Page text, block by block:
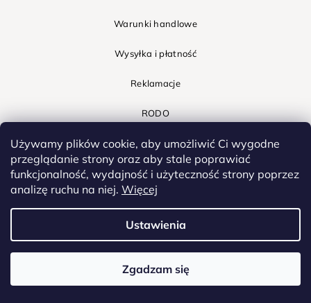
Używamy plików cookie, aby umożliwić Ci wygodne
przeglądanie strony oraz aby stale poprawiać
funkcjonalność, wydajność i użyteczność strony poprzez
analizę ruchu na niej. Więcej
Ustawienia
Zgadzam się
Warunki handlowe
Wysyłka i płatność
Reklamacje
RODO
Cookies
Moje zamówienie
Nasze produkty
Obraz z własnego zdjęcia